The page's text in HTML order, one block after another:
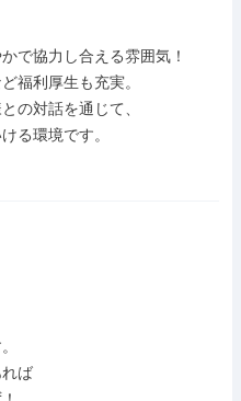
で協力し合える雰囲気！
福利厚生も充実。
の対話を通じて、
る環境です。
ば